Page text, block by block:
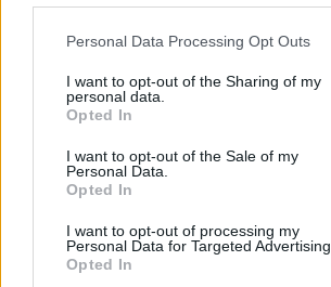
Personal Data Processing Opt Outs
I want to opt-out of the Sharing of my
personal data.
Opted In
I want to opt-out of the Sale of my
Personal Data.
Opted In
I want to opt-out of processing my
Personal Data for Targeted Advertising.
Opted In
Δείτε επίσης